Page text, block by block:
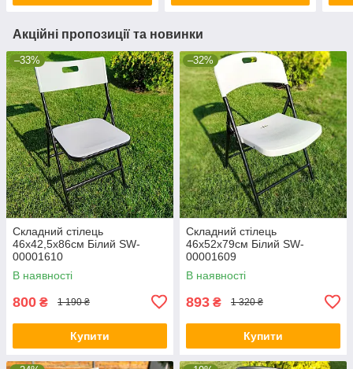
Акційні пропозиції та новинки
–33%
Складний стілець
46х42,5х86см Білий SW-
00001610
В наявності
800 ₴ 1 190 ₴
Купити
–32%
Складний стілець
46х52х79см Білий SW-
00001609
В наявності
893 ₴ 1 320 ₴
Купити